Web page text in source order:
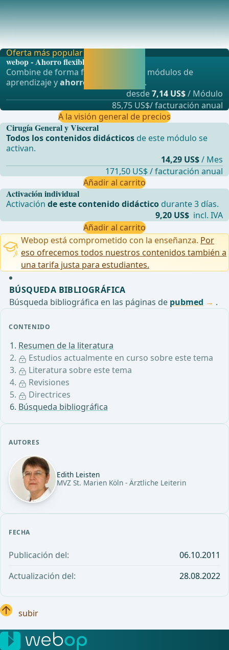
CONTENIDO
Resumen de la literatura
Estudios actualmente en curso sobre este tema
Literatura sobre este tema
Revisiones
Directrices
Búsqueda bibliográfica
AUTORES
Edith Leisten
MVZ St. Marien Köln - Ärztliche Leiterin
FECHA
Publicación del:
06.10.2011
Actualización del:
28.08.2022
Cierre temprano de ileostom&#xED;a tras
proctectom&#xED;a restauradora en pacientes con
c&#xE1;ncer
Activación individual
Activaciónde este contenido didáctico durante 3 días.
9,20 US$ incl. IVA
Añadir al carrito
Oferta más popular
webop - Ahorro flexible
Combine de forma flexible nuestros módulos de
aprendizaje yahorre hasta un 50% .
desde7,14 US$/ Módulo
85,75 US$/ facturación anual
A la visión general de precios
Cirugía General y Visceral
Todos los contenidos didácticos de este módulo se
activan.
14,29 US$/ Mes
171,50 US$ / facturación anual
Añadir al carrito
Webop está comprometido con la enseñanza. Por
eso ofrecemos todos nuestros contenidos también a
una tarifa justa para estudiantes.
BÚSQUEDA BIBLIOGRÁFICA
Búsqueda bibliográfica en las páginas de pubmed .
subir